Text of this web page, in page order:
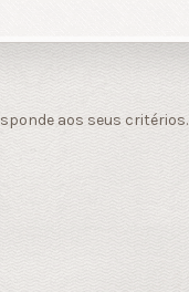
aos seus critérios.